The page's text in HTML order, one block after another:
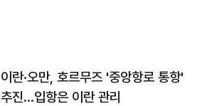
이란·오만, 호르무즈 '중앙항로 통항'
추진…입항은 이란 관리